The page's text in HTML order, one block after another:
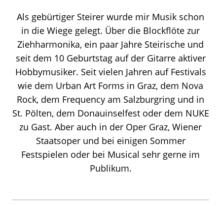
Als gebürtiger Steirer wurde mir Musik schon
in die Wiege gelegt. Über die Blockflöte zur
Ziehharmonika, ein paar Jahre Steirische und
seit dem 10 Geburtstag auf der Gitarre aktiver
Hobbymusiker. Seit vielen Jahren auf Festivals
wie dem Urban Art Forms in Graz, dem Nova
Rock, dem Frequency am Salzburgring und in
St. Pölten, dem Donauinselfest oder dem NUKE
zu Gast. Aber auch in der Oper Graz, Wiener
Staatsoper und bei einigen Sommer
Festspielen oder bei Musical sehr gerne im
Publikum.